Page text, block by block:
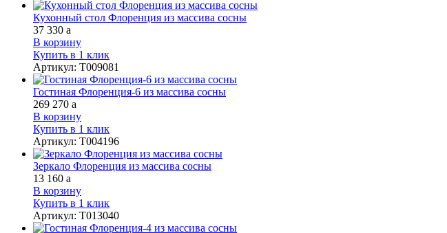
Кухонный стол Флоренция из массива сосны
37 330 a
В корзину
Купить в 1 клик
Артикул: Т009081
Гостиная Флоренция-6 из массива сосны
269 270 a
В корзину
Купить в 1 клик
Артикул: Т004196
Зеркало Флоренция из массива сосны
13 160 a
В корзину
Купить в 1 клик
Артикул: Т013040